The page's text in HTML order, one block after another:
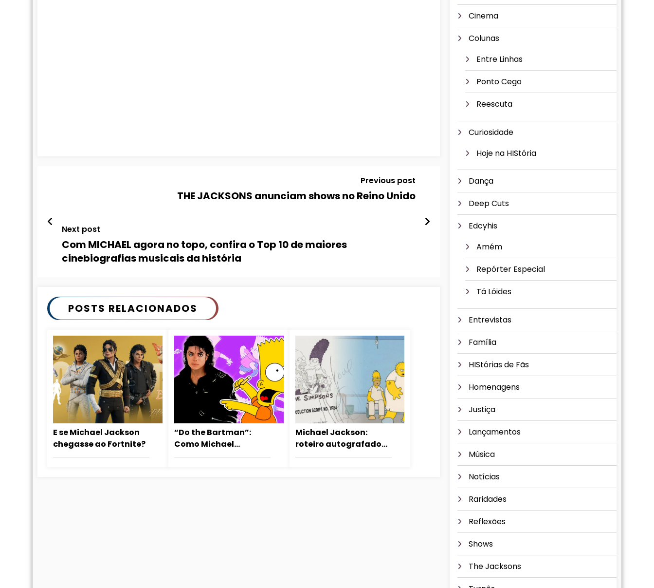
Previous post
THE JACKSONS anunciam shows no Reino Unido
Next post
Com MICHAEL agora no topo, confira o Top 10 de maiores
cinebiografias musicais da história
POSTS RELACIONADOS
E se Michael Jackson
chegasse ao Fortnite?
“Do the Bartman”:
Como Michael
Jackson transformou
Michael Jackson:
roteiro autografado
de The Simpsons é
Cinema
Colunas
Entre Linhas
Ponto Cego
Reescuta
Curiosidade
Hoje na HIStória
Dança
Deep Cuts
Edcyhis
Amém
Repórter Especial
Tá Lóides
Entrevistas
Família
HIStórias de Fãs
Homenagens
Justiça
Lançamentos
Música
Notícias
Raridades
Reflexões
Shows
The Jacksons